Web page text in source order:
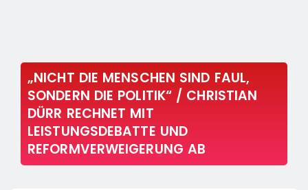
„NICHT DIE MENSCHEN SIND FAUL,
SONDERN DIE POLITIK“ / CHRISTIAN
DÜRR RECHNET MIT
LEISTUNGSDEBATTE UND
REFORMVERWEIGERUNG AB